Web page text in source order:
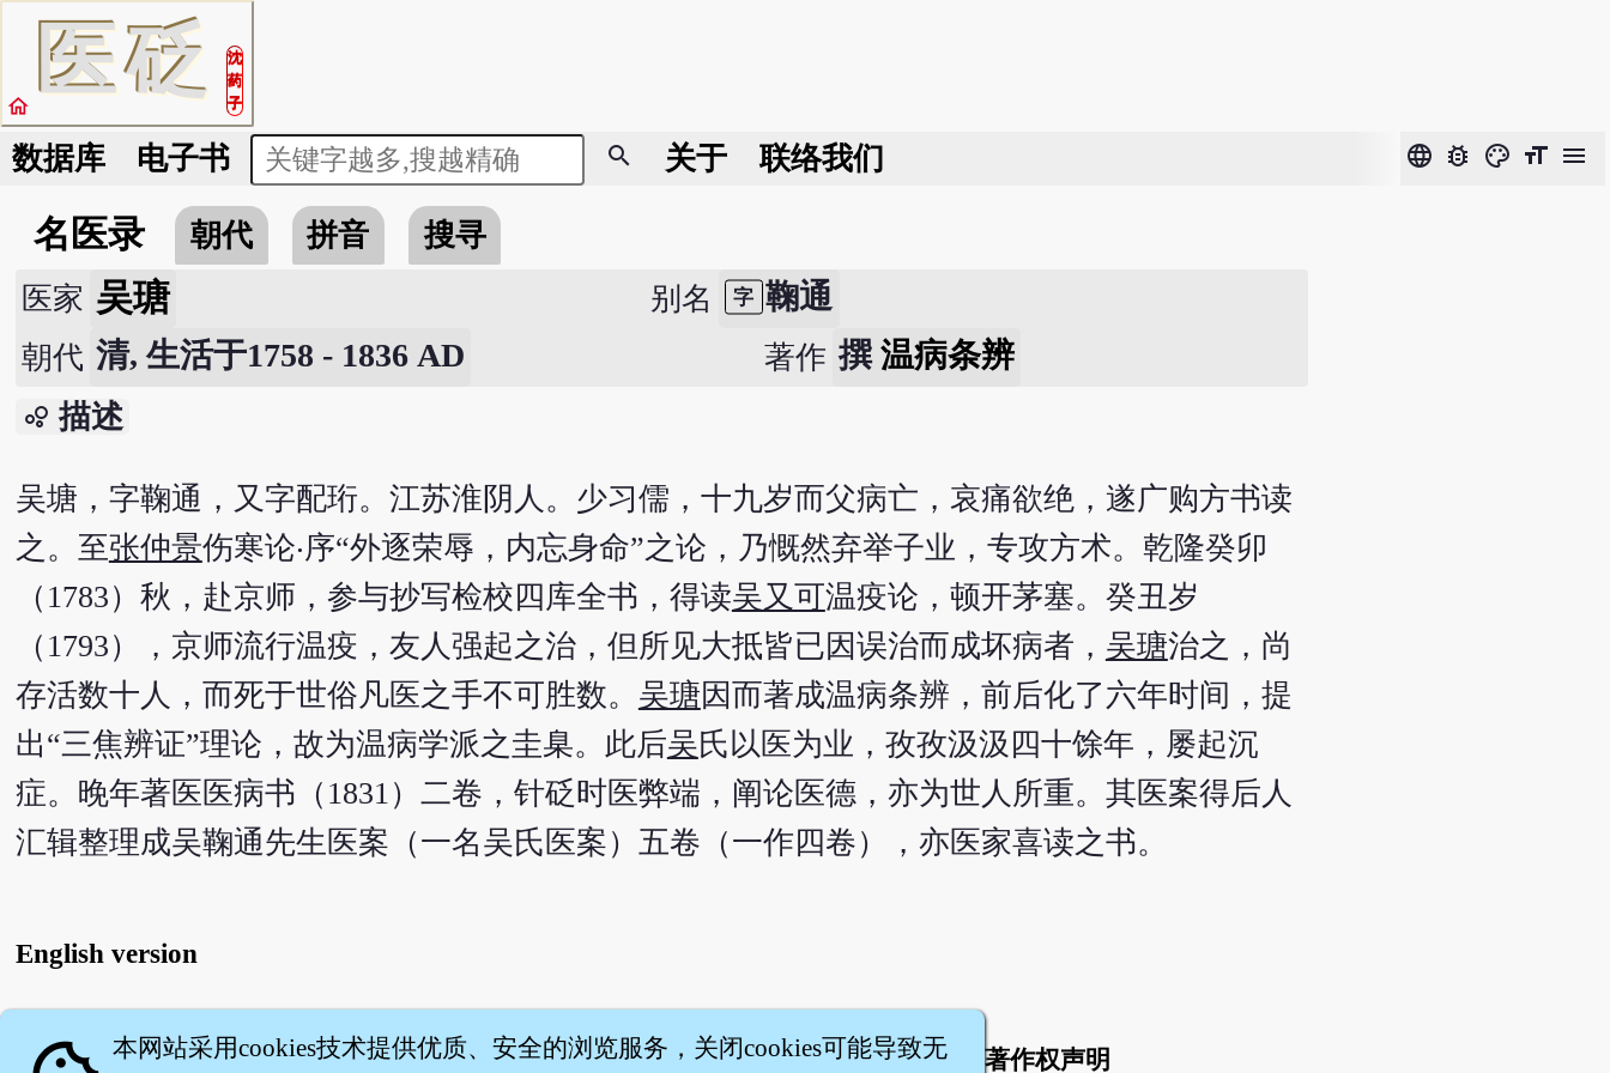
医砭
沈
药
子
home
数据库 电子书 search 关于 联络我们 language bug_report color_lens format_size menu
名医录 朝代 拼音
搜寻
医家 吴瑭 别名 字 鞠通
朝代 清, 生活于1758 - 1836 AD 著作 撰温病条辨
bubble_chart 描述
吴塘，字鞠通，又字配珩。江苏淮阴人。少习儒，十九岁而父病亡，哀痛欲绝，遂广购方书读
之。至张仲景伤寒论‧序“外逐荣辱，内忘身命”之论，乃慨然弃举子业，专攻方术。乾隆癸卯
（1783）秋，赴京师，参与抄写检校四库全书，得读吴又可温疫论，顿开茅塞。癸丑岁
（1793），京师流行温疫，友人强起之治，但所见大抵皆已因误治而成坏病者， 吴瑭治之，尚
存活数十人，而死于世俗凡医之手不可胜数。 吴瑭因而著成温病条辨，前后化了六年时间，提
出“三焦辨证”理论，故为温病学派之圭臬。此后吴氏以医为业，孜孜汲汲四十馀年，屡起沉
症。晚年著医医病书（1831）二卷，针砭时医弊端，阐论医德，亦为世人所重。其医案得后人
汇辑整理成吴鞠通先生医案（一名吴氏医案）五卷（一作四卷），亦医家喜读之书。
English version
关于 联络我们 服务条款 | 隐私权条款 著作权声明
本网站采用cookies技术提供优质、安全的浏览服务，关闭cookies可能导致无